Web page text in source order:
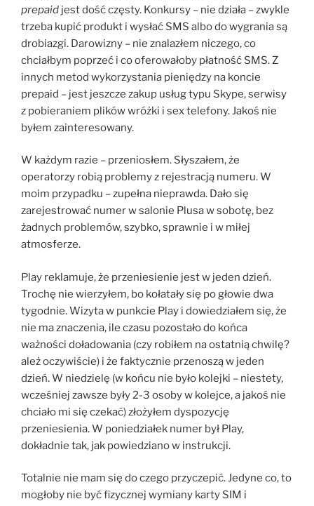
prepaid jest dość częsty. Konkursy – nie działa – zwykle
trzeba kupić produkt i wysłać SMS albo do wygrania są
drobiazgi. Darowizny – nie znalazłem niczego, co
chciałbym poprzeć i co oferowałoby płatność SMS. Z
innych metod wykorzystania pieniędzy na koncie
prepaid – jest jeszcze zakup usług typu Skype, serwisy
z pobieraniem plików wróżki i sex telefony. Jakoś nie
byłem zainteresowany.
W każdym razie – przeniosłem. Słyszałem, że
operatorzy robią problemy z rejestracją numeru. W
moim przypadku – zupełna nieprawda. Dało się
zarejestrować numer w salonie Plusa w sobotę, bez
żadnych problemów, szybko, sprawnie i w miłej
atmosferze.
Play reklamuje, że przeniesienie jest w jeden dzień.
Trochę nie wierzyłem, bo kołatały się po głowie dwa
tygodnie. Wizyta w punkcie Play i dowiedziałem się, że
nie ma znaczenia, ile czasu pozostało do końca
ważności doładowania (czy robiłem na ostatnią chwilę?
ależ oczywiście) i że faktycznie przenoszą w jeden
dzień. W niedzielę (w końcu nie było kolejki – niestety,
wcześniej zawsze były 2-3 osoby w kolejce, a jakoś nie
chciało mi się czekać) złożyłem dyspozycję
przeniesienia. W poniedziałek numer był Play,
dokładnie tak, jak powiedziano w instrukcji.
Totalnie nie mam się do czego przyczepić. Jedyne co, to
mogłoby nie być fizycznej wymiany karty SIM i